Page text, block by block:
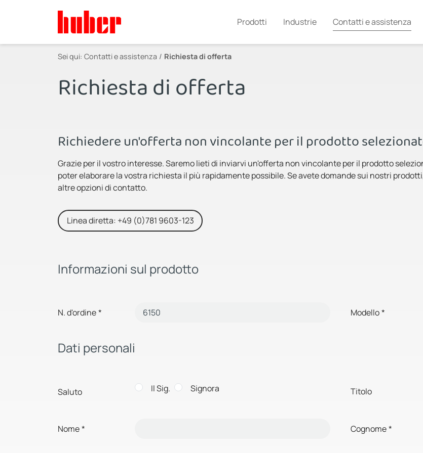
Prodotti Industrie Contatti e assistenza
Sei qui: Contatti e assistenza Richiesta di offerta
Richiesta di offerta
Richiedere un'offerta non vincolante per il prodotto
Grazie per il vostro interesse. Saremo lieti di inviarvi un'offerta non vincolante per il prodotto
poter elaborare la vostra richiesta il più rapidamente possibile. Se avete domande sui nostri
altre opzioni di contatto.
Linea diretta: +49 (0)781 9603-123
Informazioni sul prodotto
N. d'ordine* Modello*
Dati personali
Saluto Il Sig. Signora Titolo
Nome* Cognome*